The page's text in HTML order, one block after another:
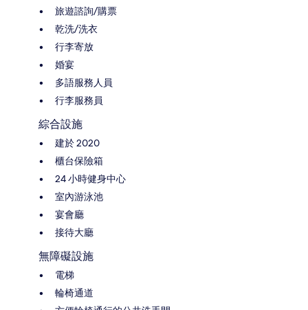
旅遊諮詢/購票
乾洗/洗衣
行李寄放
婚宴
多語服務人員
行李服務員
綜合設施
建於 2020
櫃台保險箱
24 小時健身中心
室內游泳池
宴會廳
接待大廳
無障礙設施
電梯
輪椅通道